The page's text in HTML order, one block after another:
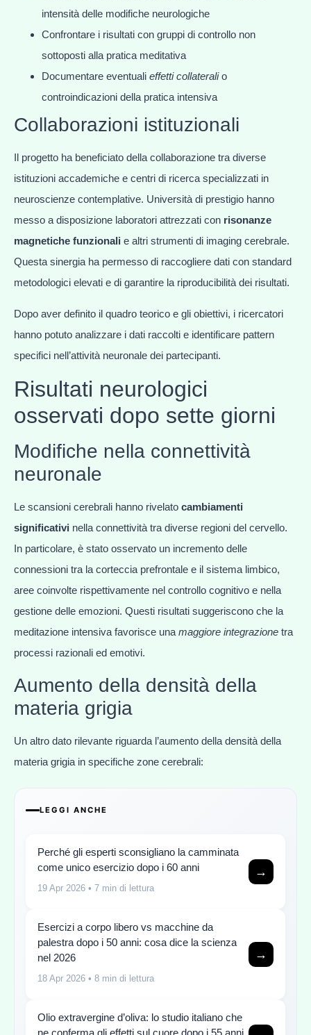
intensità delle modifiche neurologiche
Confrontare i risultati con gruppi di controllo non
sottoposti alla pratica meditativa
Documentare eventuali effetti collateralio
controindicazioni della pratica intensiva
Collaborazioni istituzionali
Il progetto ha beneficiato della collaborazione tra diverse
istituzioni accademiche e centri di ricerca specializzati in
neuroscienze contemplative. Università di prestigio hanno
messo a disposizione laboratori attrezzati con risonanze
magnetiche funzionali e altri strumenti di imaging cerebrale.
Questa sinergia ha permesso di raccogliere dati con standard
metodologici elevati e di garantire la riproducibilità dei risultati.
Dopo aver definito il quadro teorico e gli obiettivi, i ricercatori
hanno potuto analizzare i dati raccolti e identificare pattern
specifici nell’attività neuronale dei partecipanti.
Risultati neurologici
osservati dopo sette giorni
Modifiche nella connettività
neuronale
Le scansioni cerebrali hanno rivelato cambiamenti
significativi nella connettività tra diverse regioni del cervello.
In particolare, è stato osservato un incremento delle
connessioni tra la corteccia prefrontale e il sistema limbico,
aree coinvolte rispettivamente nel controllo cognitivo e nella
gestione delle emozioni. Questi risultati suggeriscono che la
meditazione intensiva favorisce una maggiore integrazione tra
processi razionali ed emotivi.
Aumento della densità della
materia grigia
Un altro dato rilevante riguarda l’aumento della densità della
materia grigia in specifiche zone cerebrali:
LEGGI ANCHE
Perché gli esperti sconsigliano la camminata
come unico esercizio dopo i 60 anni
19 Apr 2026 • 7 min di lettura
→
Esercizi a corpo libero vs macchine da
palestra dopo i 50 anni: cosa dice la scienza
nel 2026
18 Apr 2026 • 8 min di lettura
→
Olio extravergine d’oliva: lo studio italiano che